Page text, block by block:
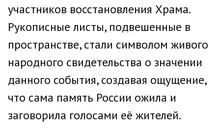
участников восстановления Храма.
Рукописные листы, подвешенные в
пространстве, стали символом живого
народного свидетельства о значении
данного события, создавая ощущение,
что сама память России ожила и
заговорила голосами её жителей.